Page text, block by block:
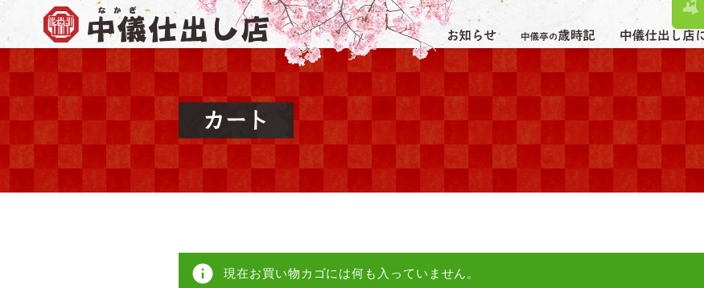
現在お買い物カゴには何も入っていません。